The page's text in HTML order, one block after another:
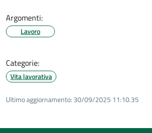
Argomenti:
Lavoro
Categorie:
Vita lavorativa
Ultimo aggiornamento: 30/09/2025 11:10.35